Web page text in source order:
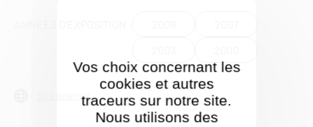
Vos choix concernant les
cookies et autres
traceurs sur notre site.
Nous utilisons des
Site internet